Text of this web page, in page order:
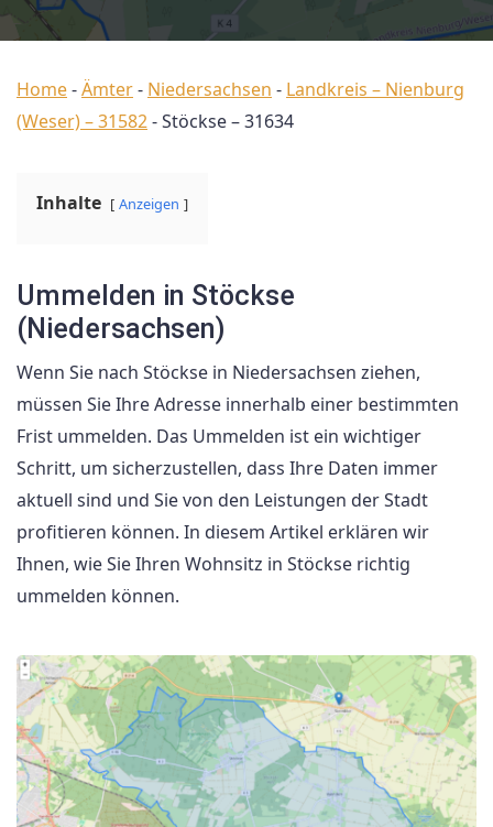
Home-Ämter- Niedersachsen - Landkreis – Nienburg
(Weser) – 31582-Stöckse – 31634
Inhalte Anzeigen
Ummelden in Stöckse
(Niedersachsen)
Wenn Sie nach Stöckse in Niedersachsen ziehen,
müssen Sie Ihre Adresse innerhalb einer bestimmten
Frist ummelden. Das Ummelden ist ein wichtiger
Schritt, um sicherzustellen, dass Ihre Daten immer
aktuell sind und Sie von den Leistungen der Stadt
profitieren können. In diesem Artikel erklären wir
Ihnen, wie Sie Ihren Wohnsitz in Stöckse richtig
ummelden können.